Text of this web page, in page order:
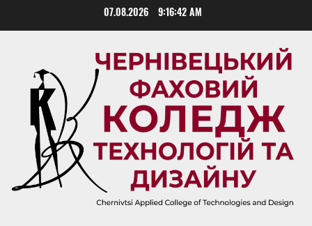
07.08.2026 9:16:44 AM